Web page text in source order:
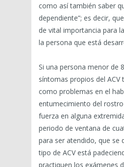
como así también saber
dependiente”; es decir,
de vital importancia para
la persona que está
Si una persona menor de
síntomas propios del ACV
como problemas en el
entumecimiento del
fuerza en alguna
periodo de ventana de
para ser atendido, que se
tipo de ACV está
practiquen los exámenes